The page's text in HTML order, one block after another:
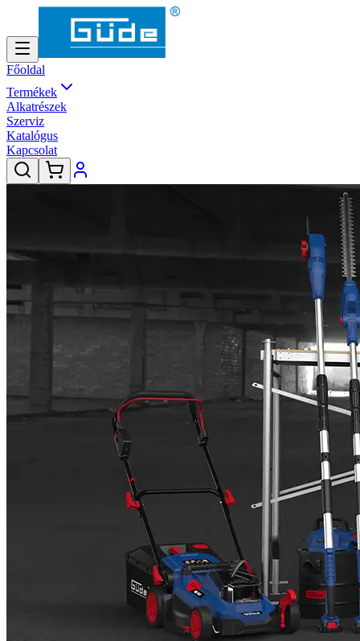
Főoldal
Termékek
Alkatrészek
Szerviz
Katalógus
Kapcsolat